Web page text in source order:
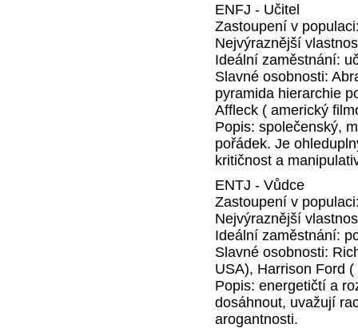
ENFJ - Učitel
Zastoupení v
Nejvýraznější
Ideální zaměstnání:
Slavné osobnosti:
pyramida hierarchie
Affleck ( americký
Popis: společenský,
pořádek. Je
kritičnost a
ENTJ - Vůdce
Zastoupení v
Nejvýraznější
Ideální zaměstnání:
Slavné osobnosti:
USA), Harrison Ford
Popis: energetičtí a
dosáhnout, uvažují
arogantnosti.